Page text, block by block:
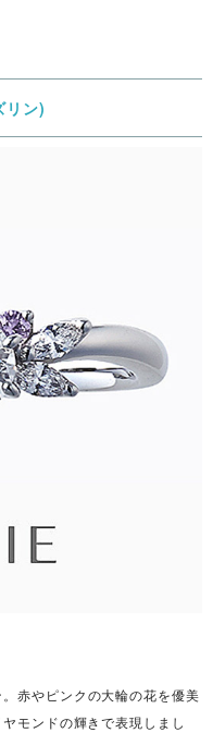
ン)
赤やピンクの大輪の花を優美
モンドの輝きで表現しまし